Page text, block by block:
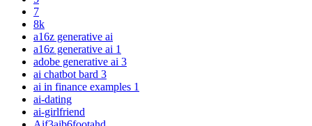
7
8k
a16z generative ai
a16z generative ai 1
adobe generative ai 3
ai chatbot bard 3
ai in finance examples 1
ai-dating
ai-girlfriend